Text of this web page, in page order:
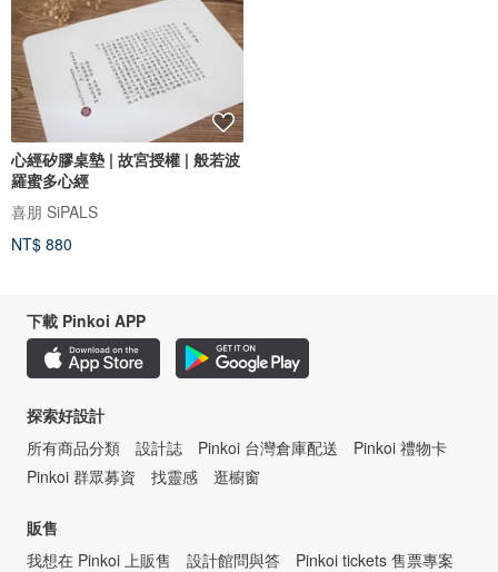
心經矽膠桌墊 | 故宮授權 | 般若波
羅蜜多心經
喜朋 SiPALS
NT$ 880
下載 Pinkoi APP
探索好設計
所有商品分類
設計誌 Pinkoi 台灣倉庫配送
Pinkoi 禮物卡
Pinkoi 群眾募資
找靈感 逛櫥窗
販售
我想在 Pinkoi 上販售
設計館問與答 Pinkoi tickets 售票專案